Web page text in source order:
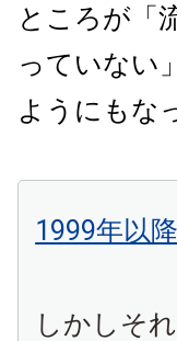
ところが「
っていない
ようにもな
1999年以
しかしそ